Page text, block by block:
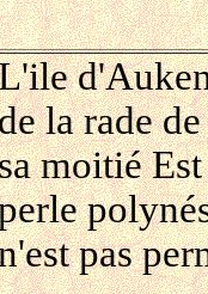
la rade
moitié
pas